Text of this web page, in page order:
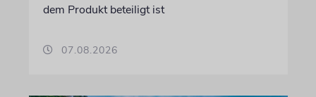
dem Produkt beteiligt ist
07.08.2026